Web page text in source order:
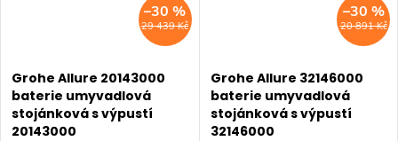
29 439 Kč
–30 %
Grohe Allure 20143000
baterie umyvadlová
stojánková s výpustí
20143000
20 891 Kč
–30 %
Grohe Allure 32146000
baterie umyvadlová
stojánková s výpustí
32146000